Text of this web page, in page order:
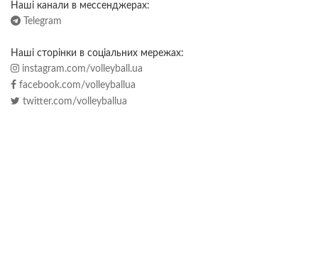
Наші канали в мессенджерах:
Telegram
Наші сторінки в соціальних мережах:
instagram.com/volleyball.ua
facebook.com/volleyballua
twitter.com/volleyballua